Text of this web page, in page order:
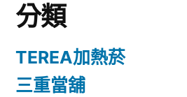
分類
TEREA加熱菸
三重當舖